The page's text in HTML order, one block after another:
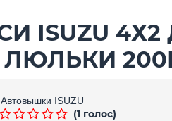
ISUZU 4Х2
Автовышки ISUZU
(1 голос)